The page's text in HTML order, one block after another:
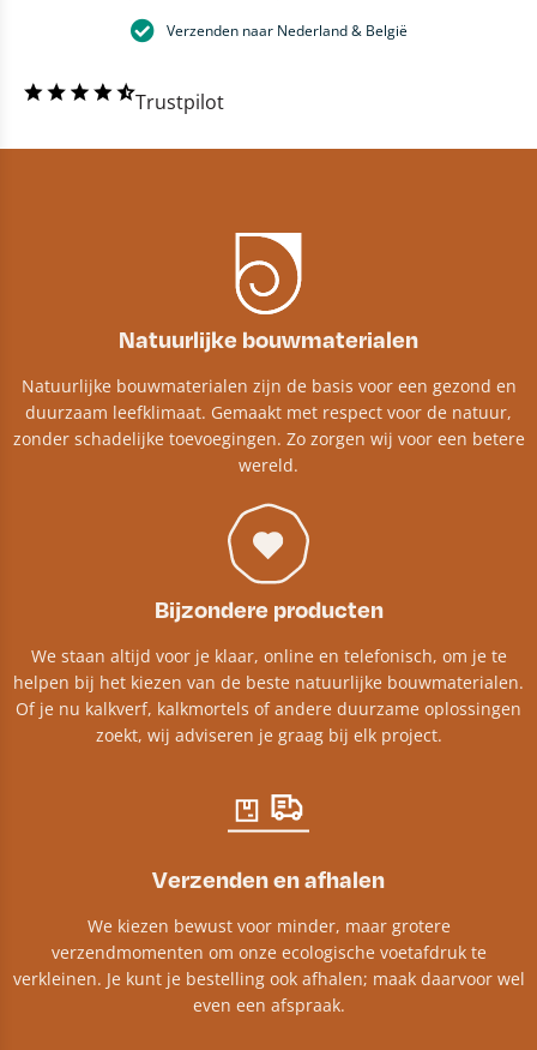
Verzenden naar Nederland & België
Trustpilot
Natuurlijke bouwmaterialen
Natuurlijke bouwmaterialen zijn de basis voor een gezond en
duurzaam leefklimaat. Gemaakt met respect voor de natuur,
zonder schadelijke toevoegingen. Zo zorgen wij voor een betere
wereld.
Bijzondere producten
We staan altijd voor je klaar, online en telefonisch, om je te
helpen bij het kiezen van de beste natuurlijke bouwmaterialen.
Of je nu kalkverf, kalkmortels of andere duurzame oplossingen
zoekt, wij adviseren je graag bij elk project.​
Verzenden en afhalen
We kiezen bewust voor minder, maar grotere
verzendmomenten om onze ecologische voetafdruk te
verkleinen. Je kunt je bestelling ook afhalen; maak daarvoor wel
even een afspraak.